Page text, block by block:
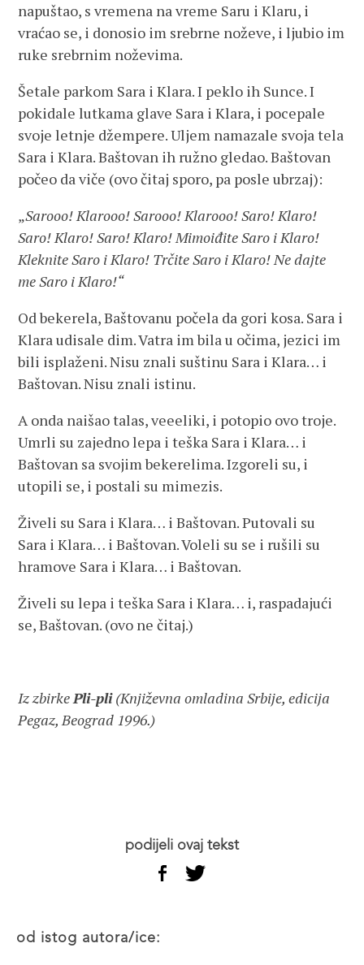
napuštao, s vremena na vreme Saru i Klaru, i
vraćao se, i donosio im srebrne noževe, i ljubio im
ruke srebrnim noževima.
Šetale parkom Sara i Klara. I peklo ih Sunce. I
pokidale lutkama glave Sara i Klara, i pocepale
svoje letnje džempere. Uljem namazale svoja tela
Sara i Klara. Baštovan ih ružno gledao. Baštovan
počeo da viče (ovo čitaj sporo, pa posle ubrzaj):
„Sarooo! Klarooo! Sarooo! Klarooo! Saro! Klaro!
Saro! Klaro! Saro! Klaro! Mimoiđite Saro i Klaro!
Kleknite Saro i Klaro! Trčite Saro i Klaro! Ne dajte
me Saro i Klaro!“
Od bekerela, Baštovanu počela da gori kosa. Sara i
Klara udisale dim. Vatra im bila u očima, jezici im
bili isplaženi. Nisu znali suštinu Sara i Klara… i
Baštovan. Nisu znali istinu.
A onda naišao talas, veeeliki, i potopio ovo troje.
Umrli su zajedno lepa i teška Sara i Klara… i
Baštovan sa svojim bekerelima. Izgoreli su, i
utopili se, i postali su mimezis.
Živeli su Sara i Klara… i Baštovan. Putovali su
Sara i Klara… i Baštovan. Voleli su se i rušili su
hramove Sara i Klara… i Baštovan.
Živeli su lepa i teška Sara i Klara… i, raspadajući
se, Baštovan. (ovo ne čitaj.)
Iz zbirkePli-pli(Književna omladina Srbije, edicija
Pegaz, Beograd 1996.)
podijeli ovaj tekst
od istog autora/ice: